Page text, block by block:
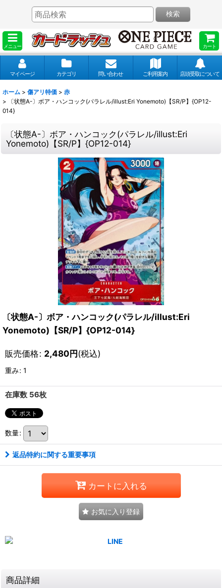
メニュー カート
検索
マイページ カテゴリ 問い合わせ ご利用案内 店頭受取について
ホーム > 傷アリ特価 > 赤
>
〔状態A-〕ボア・ハンコック(パラレル/illust:Eri Yonemoto)【SR/P】{OP12-
014}
〔状態A-〕ボア・ハンコック(パラレル/illust:Eri
Yonemoto)【SR/P】{OP12-014}
〔状態A-〕ボア・ハンコック(パラレル/illust:Eri
Yonemoto)【SR/P】{OP12-014}
販売価格: 2,480円(税込)
重み: 1
在庫数 56枚
数量:
返品特約に関する重要事項
カートに入れる
お気に入り登録
商品詳細